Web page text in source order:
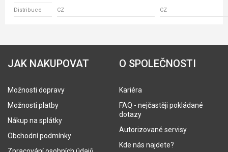
Distribuce CZ CZ
JAK NAKUPOVAT
Možnosti dopravy
Možnosti platby
Nákup na splátky
Obchodní podmínky
O SPOLEČNOSTI
Kariéra
FAQ - nejčastěji pokládané
dotazy
Autorizované servisy
Kde nás najdete?